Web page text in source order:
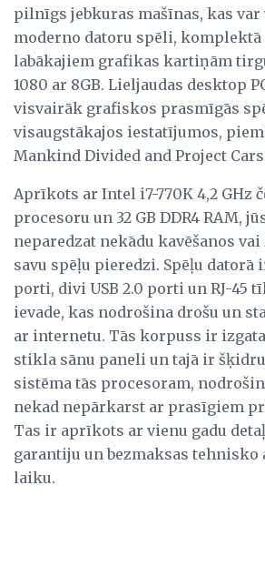
pilnīgs jebkuras mašīnas, kas var
moderno datoru spēli, komplektā
labākajiem grafikas kartiņām
1080 ar 8GB. Lieljaudas desktop
visvairāk grafiskos prasmīgās
visaugstākajos iestatījumos,
Mankind Divided and Project
Aprīkots ar Intel i7-770K 4,2 GHz
procesoru un 32 GB DDR4 RAM,
neparedzat nekādu kavēšanos vai
savu spēļu pieredzi. Spēļu datorā
porti, divi USB 2.0 porti un RJ-45
ievade, kas nodrošina drošu un
ar internetu. Tās korpuss ir
stikla sānu paneli un tajā ir
sistēma tās procesoram,
nekad nepārkarst ar prasīgiem
Tas ir aprīkots ar vienu gadu
garantiju un bezmaksas tehnisko
laiku.